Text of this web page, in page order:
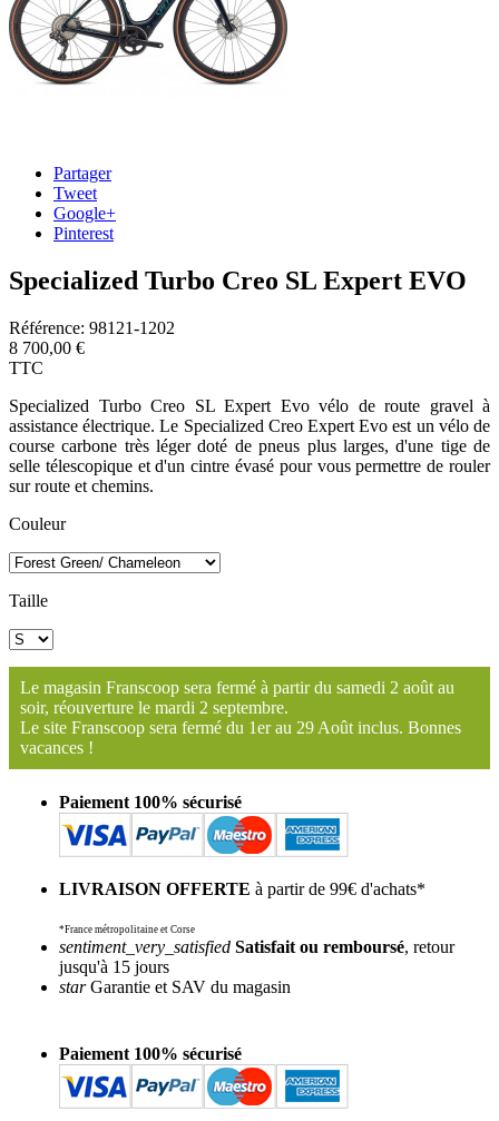
Partager
Tweet
Google+
Pinterest
Specialized Turbo Creo SL Expert EVO
Référence: 98121-1202
8 700,00 €
TTC
Specialized Turbo Creo SL Expert Evo vélo de route gravel à
assistance électrique. Le Specialized Creo Expert Evo est un vélo de
course carbone très léger doté de pneus plus larges, d'une tige de
selle télescopique et d'un cintre évasé pour vous permettre de rouler
sur route et chemins.
Couleur
Taille
Le magasin Franscoop sera fermé à partir du samedi 2 août au
soir, réouverture le mardi 2 septembre.
Le site Franscoop sera fermé du 1er au 29 Août inclus. Bonnes
vacances !
Paiement 100% sécurisé
LIVRAISON OFFERTE à partir de 99€ d'achats*
*France métropolitaine et Corse
sentiment_very_satisfied Satisfait ou remboursé, retour
jusqu'à 15 jours
starGarantie et SAV du magasin
Paiement 100% sécurisé